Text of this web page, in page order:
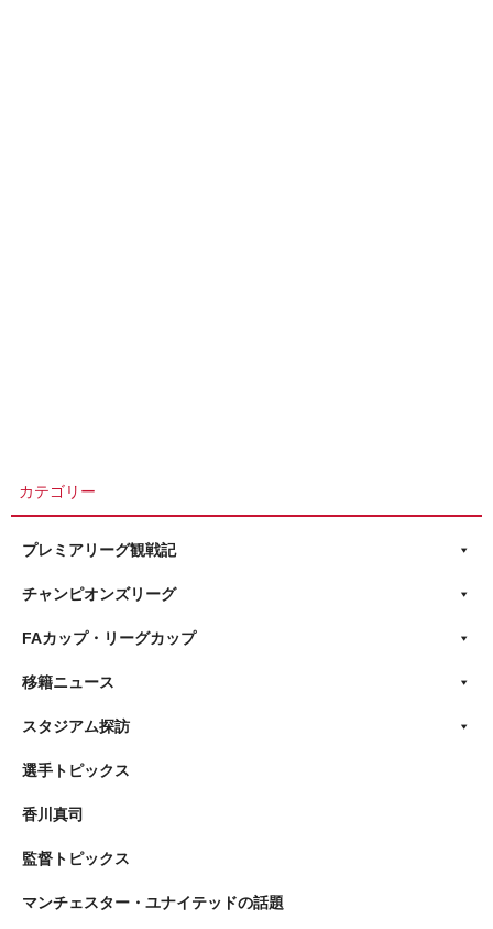
カテゴリー
プレミアリーグ観戦記
チャンピオンズリーグ
FAカップ・リーグカップ
移籍ニュース
スタジアム探訪
選手トピックス
香川真司
監督トピックス
マンチェスター・ユナイテッドの話題